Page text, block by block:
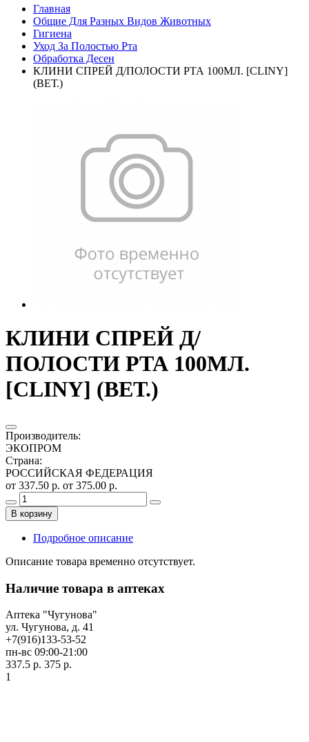
Главная
Общие Для Разных Видов Животных
Гигиена
Уход За Полостью Рта
Обработка Десен
КЛИНИ СПРЕЙ Д/ПОЛОСТИ РТА 100МЛ. [CLINY]
(ВЕТ.)
КЛИНИ СПРЕЙ Д/
ПОЛОСТИ РТА 100МЛ.
[CLINY] (ВЕТ.)
Производитель:
ЭКОПРОМ
Страна:
РОССИЙСКАЯ ФЕДЕРАЦИЯ
от 337.50 р. от 375.00 р.
В корзину
Подробное описание
Описание товара временно отсутствует.
Наличие товара в аптеках
Аптека "Чугунова"
ул. Чугунова, д. 41
+7(916)133-53-52
пн-вс 09:00-21:00
337.5 р. 375 р.
1